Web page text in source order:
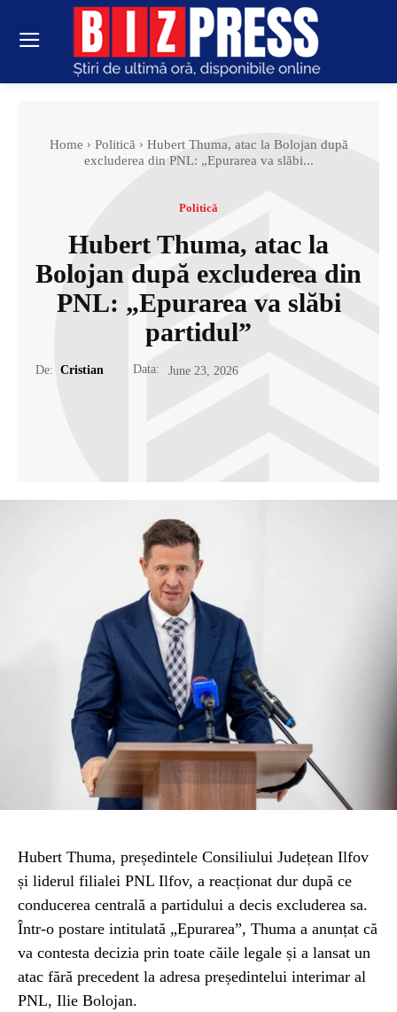
Home Politică
Hubert Thuma, atac la Bolojan după
excluderea din PNL: „Epurarea va slăbi...
Politică
Hubert Thuma, atac la
Bolojan după excluderea din
PNL: „Epurarea va slăbi
partidul”
De: Cristian Data: June 23, 2026
Hubert Thuma, președintele Consiliului Județean Ilfov
și liderul filialei PNL Ilfov, a reacționat dur după ce
conducerea centrală a partidului a decis excluderea sa.
Într-o postare intitulată „Epurarea”, Thuma a anunțat că
va contesta decizia prin toate căile legale și a lansat un
atac fără precedent la adresa președintelui interimar al
PNL, Ilie Bolojan.